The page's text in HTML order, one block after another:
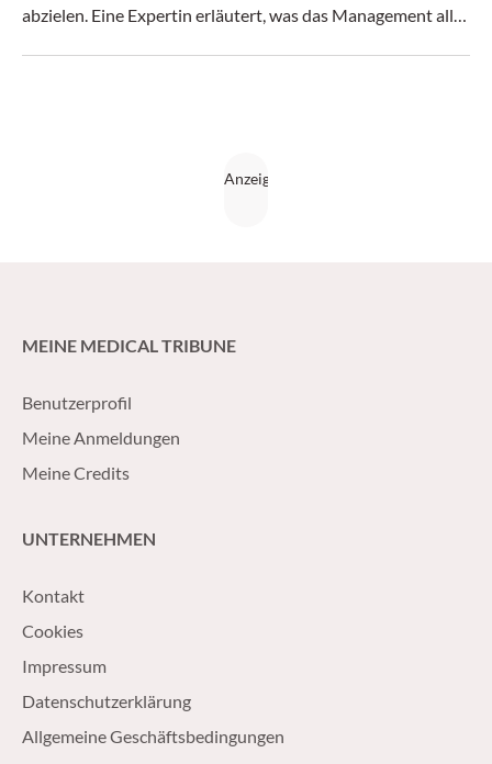
abzielen. Eine Expertin erläutert, was das Management alles
MEINE MEDICAL TRIBUNE
Benutzerprofil
Meine Anmeldungen
Meine Credits
UNTERNEHMEN
Kontakt
Cookies
Impressum
Datenschutzerklärung
Allgemeine Geschäftsbedingungen